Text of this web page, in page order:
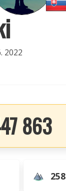
2022
863
258